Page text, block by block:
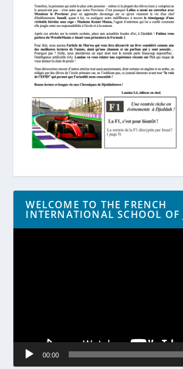
WELCOME TO THE FRENCH
INTERNATIONAL SCHOOL OF
Lecteur
00:00